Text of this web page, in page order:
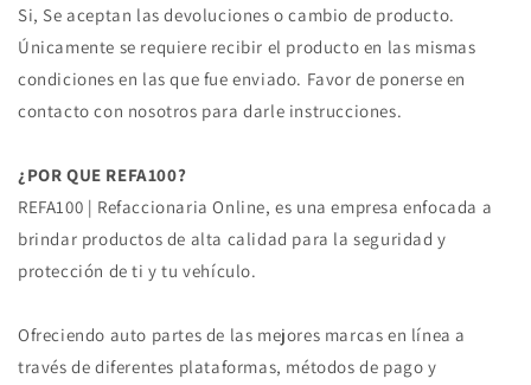
Si, Se aceptan las devoluciones o cambio de producto.
Únicamente se requiere recibir el producto en las mismas
condiciones en las que fue enviado. Favor de ponerse en
contacto con nosotros para darle instrucciones.
¿POR QUE REFA100?
REFA100 | Refaccionaria Online, es una empresa enfocada a
brindar productos de alta calidad para la seguridad y
protección de ti y tu vehículo.
Ofreciendo auto partes de las mejores marcas en línea a
través de diferentes plataformas, métodos de pago y